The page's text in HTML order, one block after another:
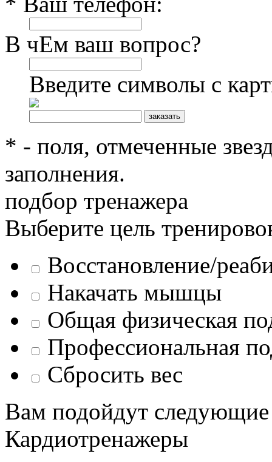
В чЕм ваш вопрос?
Введите символы с
* - поля, отмеченные
заполнения.
подбор тренажера
Выберите цель
Восстановление/
Накачать мышцы
Общая физическая
Профессиональная
Сбросить вес
Вам подойдут
Кардиотренажеры